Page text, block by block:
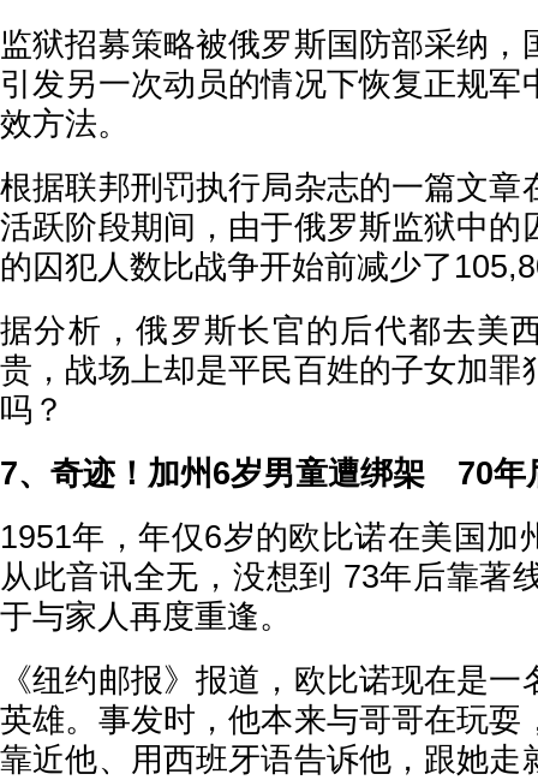
监狱招募策略被俄罗斯国防部采纳，
引发另一次动员的情况下恢复正规军
效方法。
根据联邦刑罚执行局杂志的一篇文章
活跃阶段期间，由于俄罗斯监狱中的
的囚犯人数比战争开始前减少了
据分析，俄罗斯长官的后代都去美
贵，战场上却是平民百姓的子女加罪
吗？
7、奇迹！加州6岁男童遭绑架 70年
1951年，年仅6岁的欧比诺在美国加
从此音讯全无，没想到 73年后靠著
于与家人再度重逢。
《纽约邮报》报道，欧比诺现在是
英雄。事发时，他本来与哥哥在玩耍
靠近他、用西班牙语告诉他，跟她走